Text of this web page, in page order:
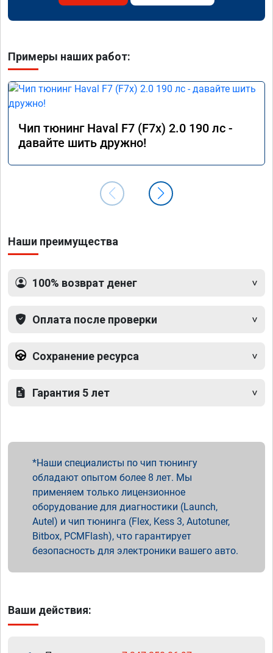
Примеры наших работ:
Чип тюнинг Haval F7 (F7x) 2.0 190 лс -
давайте шить дружно!
Наши преимущества
100% возврат денег
Оплата после проверки
Сохранение ресурса
Гарантия 5 лет
Наши специалисты по чип тюнингу
обладают опытом более 8 лет. Мы
применяем только лицензионное
оборудование для диагностики (Launch,
Autel) и чип тюнинга (Flex, Kess 3, Autotuner,
Bitbox, PCMFlash), что гарантирует
безопасность для электроники вашего авто.
Ваши действия: